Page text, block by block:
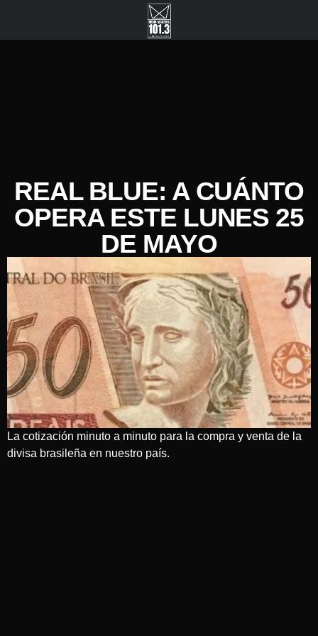
REAL BLUE: A CUÁNTO
OPERA ESTE LUNES 25
DE MAYO
La cotización minuto a minuto para la compra y venta de la
divisa brasileña en nuestro país.